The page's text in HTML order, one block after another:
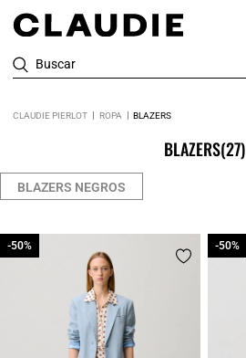
Buscar
CLAUDIE PIERLOT ROPA BLAZERS
BLAZERS(27)
BLAZERS NEGROS
-50%
-50% -50%
-50%